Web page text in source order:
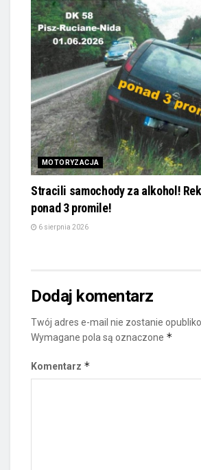
MOTORYZACJA
Stracili samochody za alkohol!
ponad 3 promile!
6 sierpnia 2026
Dodaj komentarz
Twój adres e-mail nie zostanie
Wymagane pola są oznaczone *
Komentarz *